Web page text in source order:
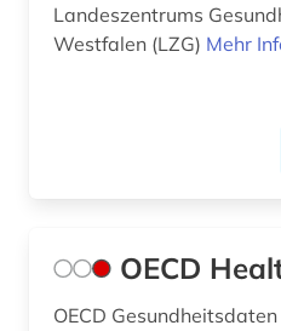
Landeszentrums
Westfalen (LZG) Mehr
OECD
OECD